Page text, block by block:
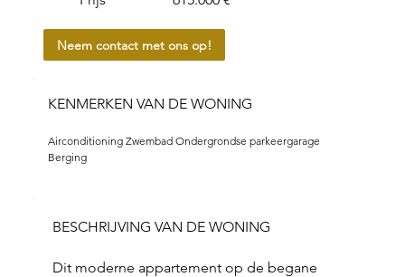
Neem contact met ons op!
KENMERKEN VAN DE WONING
Airconditioning Zwembad Ondergrondse parkeergarage
Berging
BESCHRIJVING VAN DE WONING
Dit moderne appartement op de begane